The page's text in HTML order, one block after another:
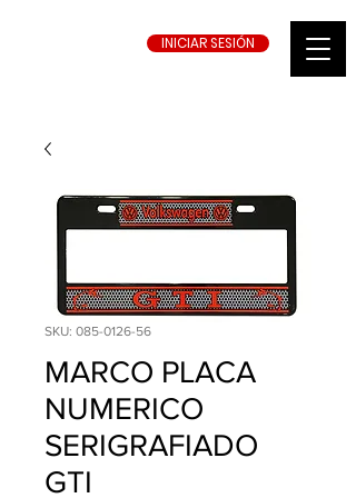
INICIAR SESIÓN
SKU: 085-0126-56
MARCO PLACA
NUMERICO
SERIGRAFIADO
GTI